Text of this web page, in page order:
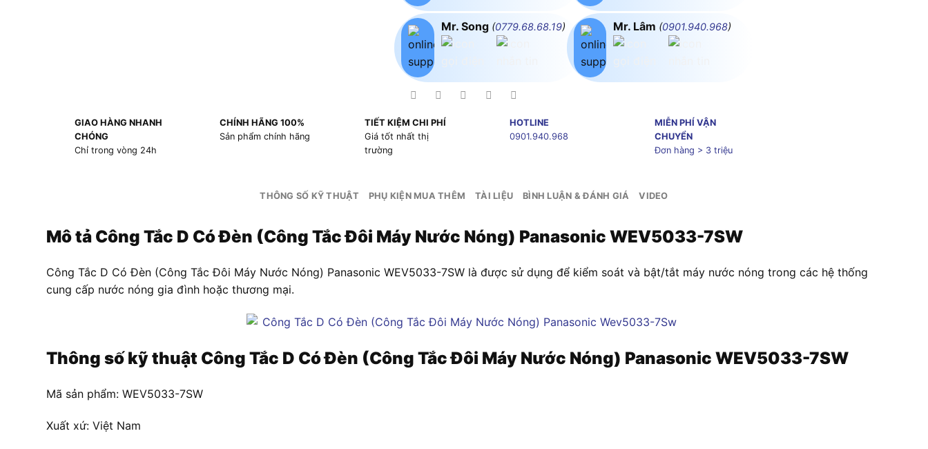
Mr. Song (0779.68.68.19) Mr. Lâm (0901.940.968)
GIAO HÀNG NHANH
CHÓNG
Chỉ trong vòng 24h
CHÍNH HÃNG 100%
Sản phẩm chính hãng
TIẾT KIỆM CHI PHÍ
Giá tốt nhất thị
trường
HOTLINE
0901.940.968
MIỄN PHÍ VẬN
CHUYỂN
Đơn hàng > 3 triệu
THÔNG SỐ KỸ THUẬT PHỤ KIỆN MUA THÊM TÀI LIỆU BÌNH LUẬN & ĐÁNH GIÁ VIDEO
Mô tả Công Tắc D Có Đèn (Công Tắc Đôi Máy Nước Nóng) Panasonic WEV5033-7SW
Công Tắc D Có Đèn (Công Tắc Đôi Máy Nước Nóng) Panasonic WEV5033-7SW là được sử dụng để kiểm soát và bật/tắt máy nước nóng trong các hệ thống
cung cấp nước nóng gia đình hoặc thương mại.
Thông số kỹ thuật Công Tắc D Có Đèn (Công Tắc Đôi Máy Nước Nóng) Panasonic WEV5033-7SW
Mã sản phẩm: WEV5033-7SW
Xuất xứ: Việt Nam